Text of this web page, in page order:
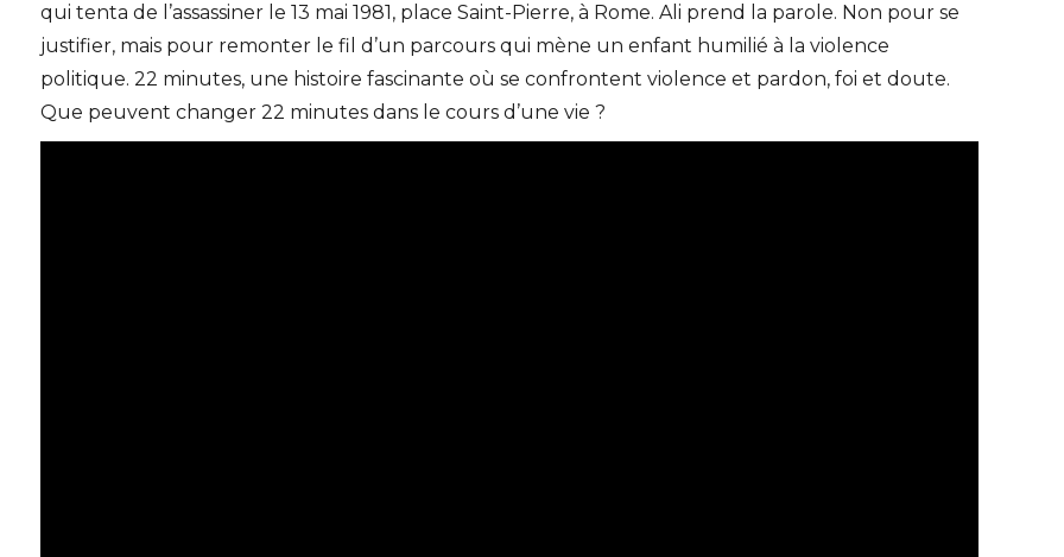
qui tenta de l’assassiner le 13 mai 1981, place Saint-Pierre, à Rome. Ali prend la parole. Non pour se
justifier, mais pour remonter le fil d’un parcours qui mène un enfant humilié à la violence
politique. 22 minutes, une histoire fascinante où se confrontent violence et pardon, foi et doute.
Que peuvent changer 22 minutes dans le cours d’une vie ?